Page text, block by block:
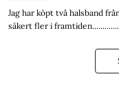
Jag har köpt två halsband
säkert fler i